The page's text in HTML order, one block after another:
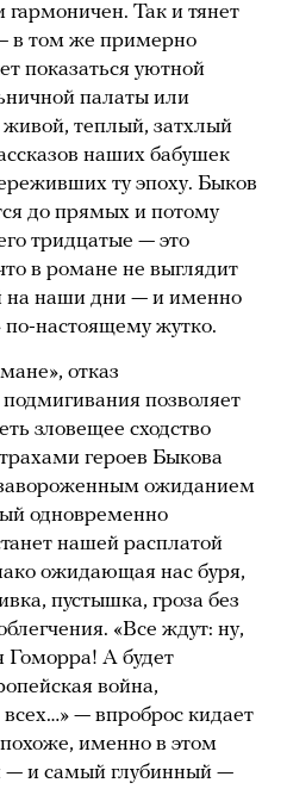
гармоничен. Так и тянет
в том же примерно
показаться уютной
палаты или
теплый, затхлый
наших бабушек
ту эпоху. Быков
до прямых и потому
тридцатые — это
в романе не выглядит
на наши дни — и именно
настоящему жутко.
отказ
позволяет
зловещее сходство
героев Быкова
ожиданием
одновременно
нашей расплатой
ожидающая нас буря,
пустышка, гроза без
«Все ждут: ну,
Гоморра! А будет
война,
— впроброс кидает
именно в этом
и самый глубинный —